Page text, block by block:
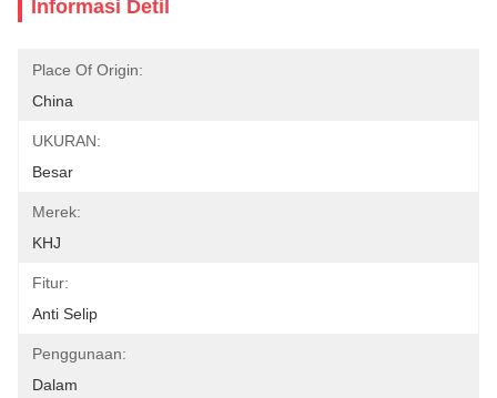
Informasi Detil
Place Of Origin:
China
UKURAN:
Besar
Merek:
KHJ
Fitur:
Anti Selip
Penggunaan:
Dalam